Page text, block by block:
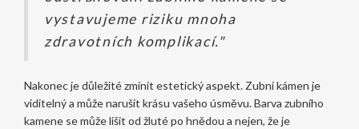
vystavujeme riziku mnoha
zdravotních komplikací."
Nakonec je důležité zmínit estetický aspekt. Zubní kámen je
viditelný a může narušit krásu vašeho úsměvu. Barva zubního
kamene se může lišit od žluté po hnědou a nejen, že je